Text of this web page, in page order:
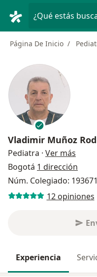
¿Qué estás
Página De Inicio
Vladimir Muñoz
Pediatra · Ver más
Bogotá 1 dirección
Núm. Colegiado:
12 opiniones
Experiencia